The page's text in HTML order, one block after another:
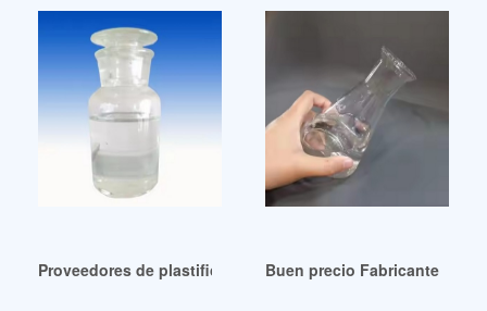
Proveedores de plastificantes DINP de gran venta en Perú
Buen precio Fabricantes